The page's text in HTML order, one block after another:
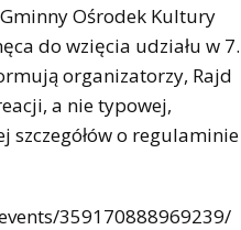
Ośrodek Kultury
do wzięcia udziału w 7.
organizatorzy, Rajd
a nie typowej,
szczegółów o regulaminie
359170888969239/